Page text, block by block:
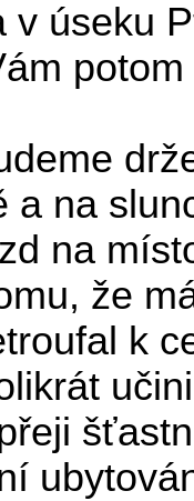
v úseku
a na
na
že
k